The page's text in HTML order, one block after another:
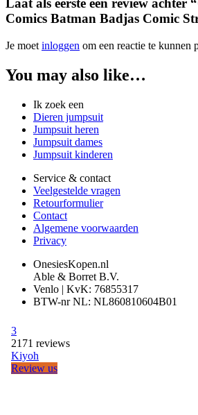
Laat als eerste een review achter
Comics Batman Badjas Comic
Je moet inloggen om een reactie te kunnen
You may also like…
Ik zoek een
Dieren jumpsuit
Jumpsuit heren
Jumpsuit dames
Jumpsuit kinderen
Service & contact
Veelgestelde vragen
Retourformulier
Contact
Algemene voorwaarden
Privacy
OnesiesKopen.nl
Able & Borret B.V.
Venlo | KvK: 76855317
BTW-nr NL: NL860810604B01